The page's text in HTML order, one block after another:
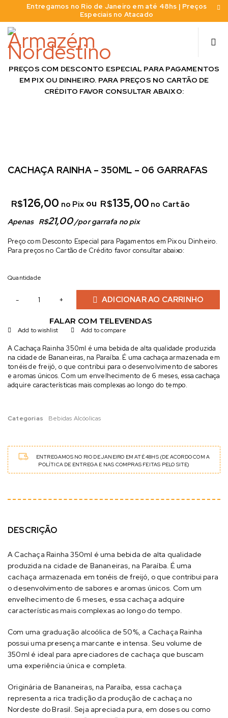
Entregamos no Rio de Janeiro em até 48hs | Preços
Especiais no Atacado
PREÇOS COM DESCONTO ESPECIAL PARA PAGAMENTOS
EM PIX OU DINHEIRO. PARA PREÇOS NO CARTÃO DE
CRÉDITO FAVOR CONSULTAR ABAIXO:
CACHAÇA RAINHA – 350ML – 06 GARRAFAS
A Cachaça Rainha 350ml é uma bebida de alta qualidade produzida
na cidade de Bananeiras, na Paraíba. É uma cachaça armazenada em
tonéis de freijó, o que contribui para o desenvolvimento de sabores
e aromas únicos. Com um envelhecimento de 6 meses, essa cachaça
adquire características mais complexas ao longo do tempo.
R$126,00 no Pix ou R$135,00 no Cartão
Apenas R$21,00/por garrafa no pix
Preço com Desconto Especial para Pagamentos em Pix ou Dinheiro.
Para preços no Cartão de Crédito favor consultar abaixo:
Quantidade
ADICIONAR AO CARRINHO
FALAR COM TELEVENDAS
Add to wishlist Add to compare
Categorias Bebidas Alcóolicas
ENTREGAMOS NO RIO DE JANEIRO EM ATÉ 48HS (DE ACORDO COM A
POLÍTICA DE ENTREGA E NAS COMPRAS FEITAS PELO SITE)
DESCRIÇÃO
A Cachaça Rainha 350ml é uma bebida de alta qualidade
produzida na cidade de Bananeiras, na Paraíba. É uma
cachaça armazenada em tonéis de freijó, o que contribui para
o desenvolvimento de sabores e aromas únicos. Com um
envelhecimento de 6 meses, essa cachaça adquire
características mais complexas ao longo do tempo.
Com uma graduação alcoólica de 50%, a Cachaça Rainha
possui uma presença marcante e intensa. Seu volume de
350ml é ideal para apreciadores de cachaça que buscam
uma experiência única e completa.
Originária de Bananeiras, na Paraíba, essa cachaça
representa a rica tradição da produção de cachaça no
Nordeste do Brasil. Seja apreciada pura, em doses ou como